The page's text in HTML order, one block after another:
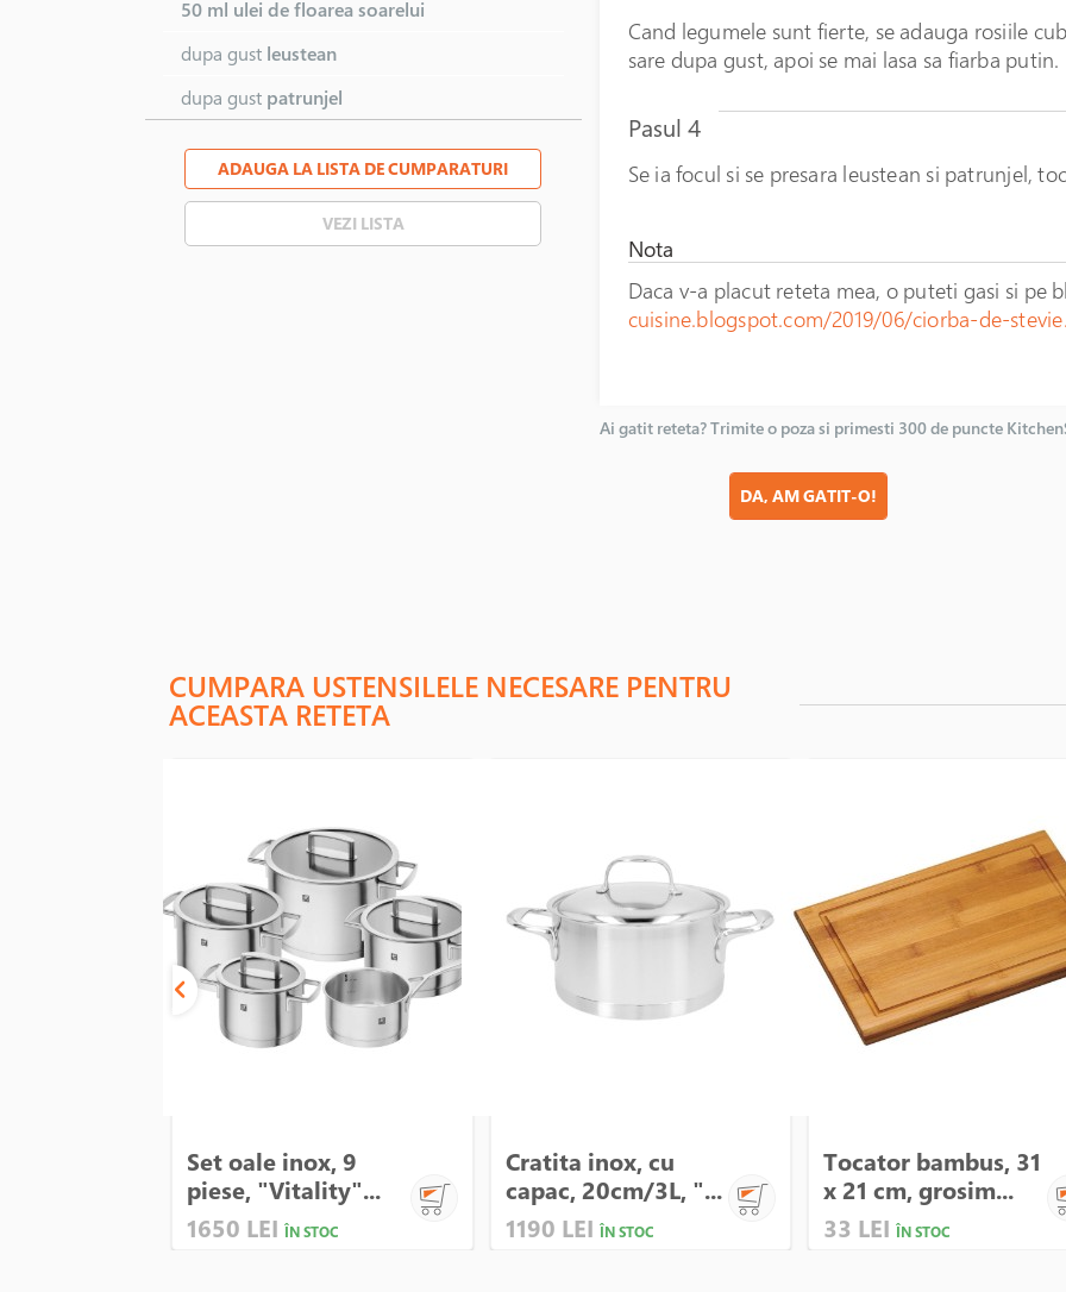
50 ml ulei de floarea soarelui
dupa gust leustean
dupa gust patrunjel
ADAUGA LA LISTA DE CUMPARATURI
VEZI LISTA
Cand legumele sunt fierte, se adauga rosiile
sare dupa gust, apoi se mai lasa sa fiarba putin.
Pasul 4
Se ia focul si se presara leustean si patrunjel,
Nota
Daca v-a placut reteta mea, o puteti gasi si pe
cuisine.blogspot.com/2019/06/ciorba-de-
Ai gatit reteta? Trimite o poza si primesti 300 de puncte
DA, AM GATIT-O!
CUMPARA USTENSILELE NECESARE PENTRU
ACEASTA RETETA
Set oale inox, 9
piese, "Vitality"...
1650 LEI ÎN STOC
Cratita inox, cu
capac, 20cm/3L, "...
1190 LEI ÎN STOC
Tocator bambus, 31
x 21 cm, grosim...
33 LEI ÎN STOC